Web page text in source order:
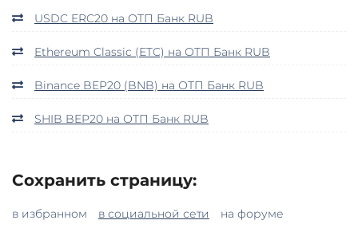
USDC ERC20 на ОТП Банк RUB
Ethereum Classic (ETC) на ОТП Банк RUB
Binance BEP20 (BNB) на ОТП Банк RUB
SHIB BEP20 на ОТП Банк RUB
Сохранить страницу:
в избранном в социальной сети
на форуме